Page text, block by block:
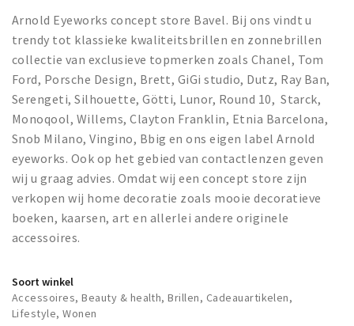
Uitjes & activiteiten
Toeristische routes
Natuurgebieden
Baroniepoorten
Sport
Privacy
Inloggen
Arnold Eyeworks concept store Bavel. Bij ons vindt u
trendy tot klassieke kwaliteitsbrillen en zonnebrillen
collectie van exclusieve topmerken zoals Chanel, Tom
Ford, Porsche Design, Brett, GiGi studio, Dutz, Ray Ban,
Serengeti, Silhouette, Götti, Lunor, Round 10, Starck,
Monoqool, Willems, Clayton Franklin, Etnia Barcelona,
Snob Milano, Vingino, Bbig en ons eigen label Arnold
eyeworks. Ook op het gebied van contactlenzen geven
wij u graag advies. Omdat wij een concept store zijn
verkopen wij home decoratie zoals mooie decoratieve
boeken, kaarsen, art en allerlei andere originele
accessoires.
Soort winkel
Accessoires, Beauty & health, Brillen, Cadeauartikelen,
Lifestyle, Wonen